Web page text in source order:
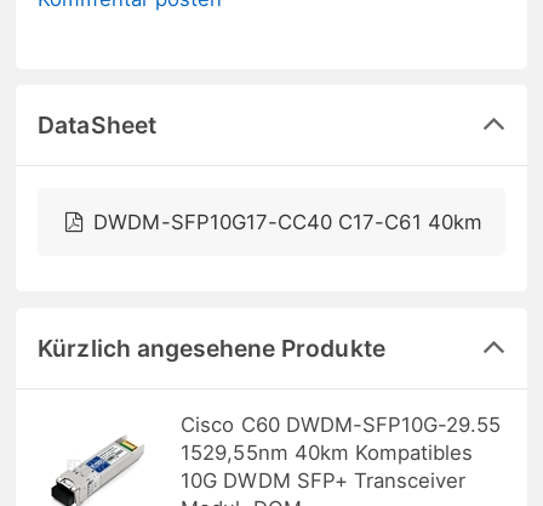
DataSheet
DWDM-SFP10G17-CC40 C17-C61 40km
Kürzlich angesehene Produkte
Cisco C60 DWDM-SFP10G-29.55
1529,55nm 40km Kompatibles
10G DWDM SFP+ Transceiver